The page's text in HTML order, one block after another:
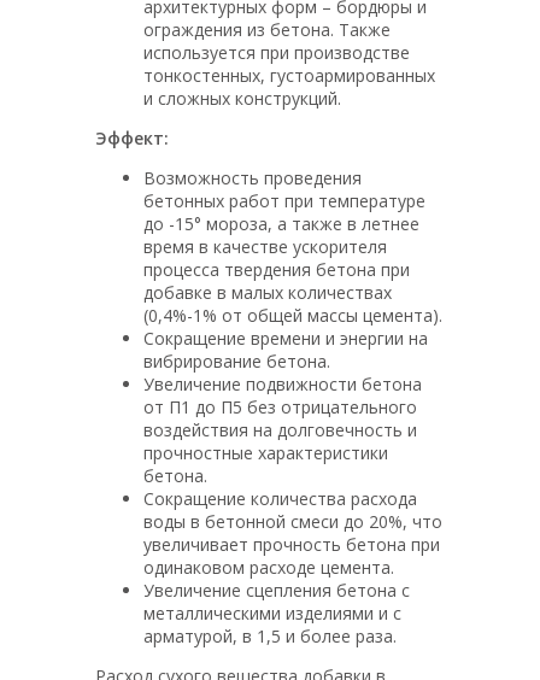
архитектурных форм – бордюры и
ограждения из бетона. Также
используется при производстве
тонкостенных, густоармированных
и сложных конструкций.
Эффект:
Возможность проведения
бетонных работ при температуре
до -15° мороза, а также в летнее
время в качестве ускорителя
процесса твердения бетона при
добавке в малых количествах
(0,4%-1% от общей массы цемента).
Сокращение времени и энергии на
вибрирование бетона.
Увеличение подвижности бетона
от П1 до П5 без отрицательного
воздействия на долговечность и
прочностные характеристики
бетона.
Сокращение количества расхода
воды в бетонной смеси до 20%, что
увеличивает прочность бетона при
одинаковом расходе цемента.
Увеличение сцепления бетона с
металлическими изделиями и с
арматурой, в 1,5 и более раза.